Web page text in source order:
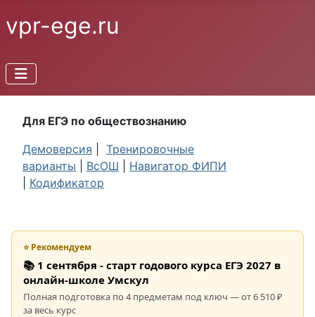
vpr-ege.ru
Для ЕГЭ по обществознанию
Демоверсия
Тренировочные
варианты
ВсОШ
Навигатор ФИПИ
Кодификатор
⭐ Рекомендуем
📚 1 сентября - старт годового курса ЕГЭ 2027 в
онлайн-школе Умскул
Полная подготовка по 4 предметам под ключ — от 6 510 ₽
за весь курс